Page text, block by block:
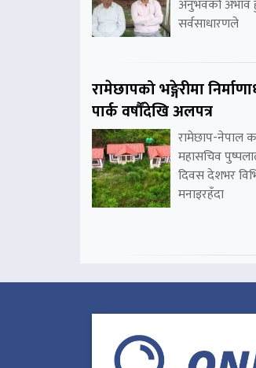
अनुभवको अभाव
सर्वसाधारणले
रामेछापको भङ्गेरीमा
पार्क वर्षौंदेखि अलपत्र
रामेछाप-नेपाल
महासचिव
दिवस देशभर
मनाइरहँदा